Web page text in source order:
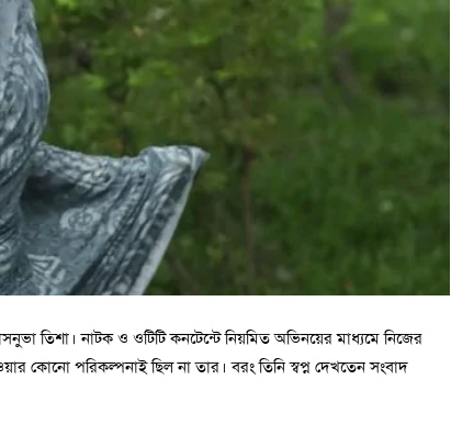
তিশা। নাটক ও ওটিটি কনটেন্টে নিয়মিত অভিনয়ের মাধ্যমে নিজের
কোনো পরিকল্পনাই ছিল না তার। বরং তিনি স্বপ্ন দেখতেন সংবাদ